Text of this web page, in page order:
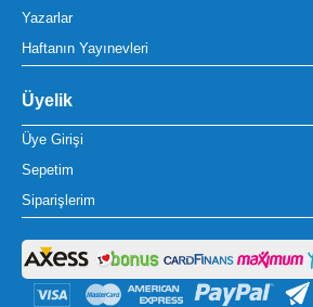
Yazarlar
Haftanın Yayınevleri
Üyelik
Üye Girişi
Sepetim
Siparişlerim